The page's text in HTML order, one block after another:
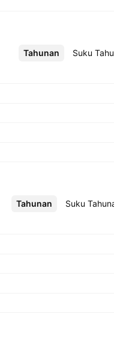
Tahunan Suku
Lebih
Tahunan Suku Tahunan
Lebih